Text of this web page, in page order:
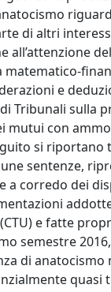
di altri
all’attenzione
matematico-
e
Tribunali sulla
mutui con
si riportano
sentenze,
a corredo dei
e fatte
semestre
di anatocismo
quasi